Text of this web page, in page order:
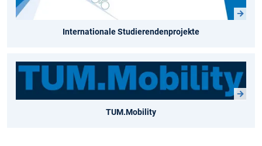
Internationale Studierendenprojekte
TUM.Mobility